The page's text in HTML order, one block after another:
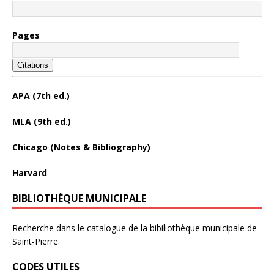
Pages
Citations
APA (7th ed.)
MLA (9th ed.)
Chicago (Notes & Bibliography)
Harvard
BIBLIOTHÈQUE MUNICIPALE
Recherche dans le catalogue de la bibiliothèque municipale de
Saint-Pierre.
CODES UTILES